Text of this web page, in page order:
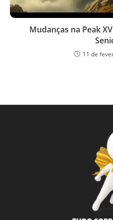
Mudanças na Peak
11 de